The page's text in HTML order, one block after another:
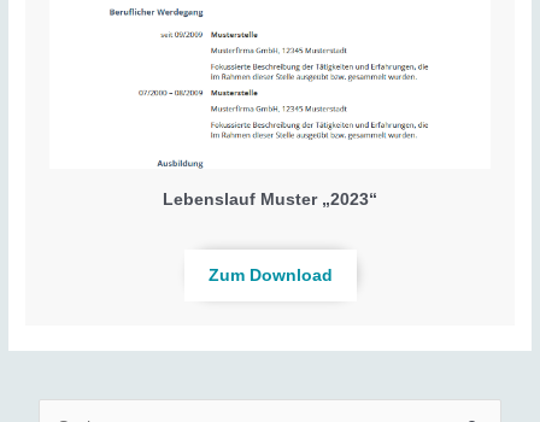
Lebenslauf Muster „2023“
Zum Download